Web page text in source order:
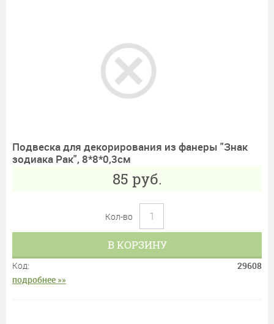
Подвеска для декорирования из фанеры "Знак
зодиака Рак", 8*8*0,3см
85 руб.
Кол-во
В КОРЗИНУ
Код:
29608
подробнее »»